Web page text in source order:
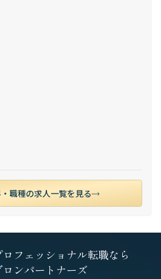
職種の求人一覧を見る
フェッショナル転職なら
ロンパートナーズ